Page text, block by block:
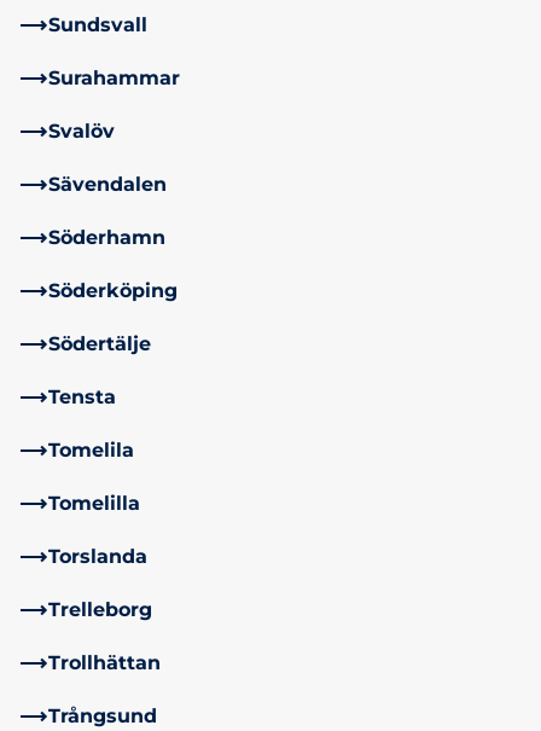
Sundsvall
Surahammar
Svalöv
Sävendalen
Söderhamn
Söderköping
Södertälje
Tensta
Tomelila
Tomelilla
Torslanda
Trelleborg
Trollhättan
Trångsund